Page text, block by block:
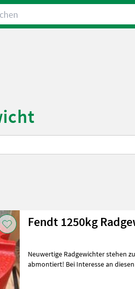
Fendt 1250kg
Neuwertige Radgewichter stehen
abmontiert! Bei Interesse an diesen Radgewichte oder Fragen zum